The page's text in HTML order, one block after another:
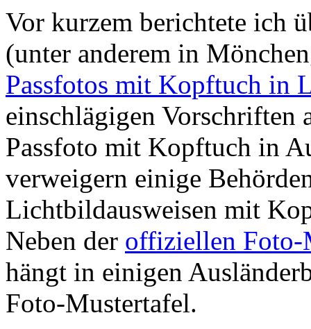
Vor kurzem berichtete ich
(unter anderem in
Passfotos mit Kopftuch in
einschlägigen Vorschriften
Passfoto mit Kopftuch in
verweigern einige
Lichtbildausweisen mit
Neben der offiziellen Foto-
hängt in einigen
Foto-Mustertafel.